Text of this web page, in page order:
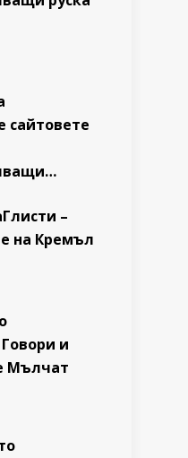
сайтовете
–
на Кремъл
и
Мълчат